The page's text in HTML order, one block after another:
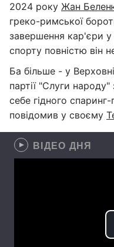
2024 року Жан
греко-римської
завершення кар'єри у
спорту повністю він
Ба більше - у
партії "Слуги
себе гідного
повідомив у своєму
ВІДЕО ДНЯ